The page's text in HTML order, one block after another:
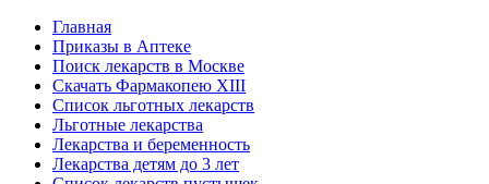
Главная
Приказы в Аптеке
Поиск лекарств в Москве
Скачать Фармакопею XIII
Список льготных лекарств
Льготные лекарства
Лекарства и беременность
Лекарства детям до 3 лет